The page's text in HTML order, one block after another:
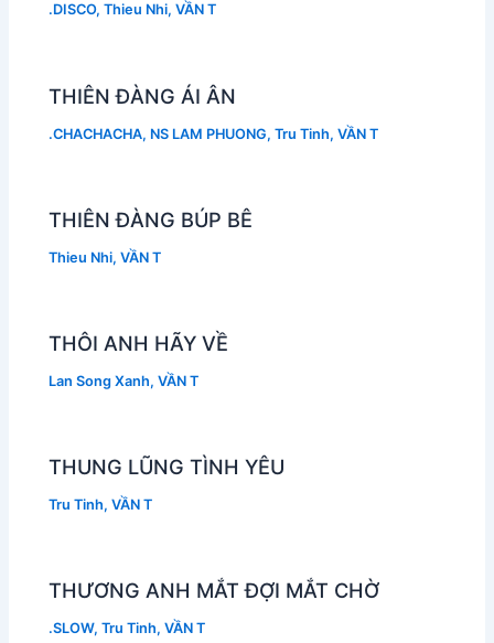
.DISCO,Thieu Nhi,VẦN T
THIÊN ĐÀNG ÁI ÂN
.CHACHACHA, NS LAM PHUONG,Tru Tinh,VẦN T
THIÊN ĐÀNG BÚP BÊ
Thieu Nhi,VẦN T
THÔI ANH HÃY VỀ
Lan Song Xanh,VẦN T
THUNG LŨNG TÌNH YÊU
Tru Tinh,VẦN T
THƯƠNG ANH MẮT ĐỢI MẮT CHỜ
.SLOW,Tru Tinh,VẦN T